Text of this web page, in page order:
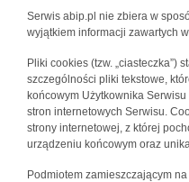
Serwis abip.pl nie zbiera w
wyjątkiem informacji zawartych
Pliki cookies (tzw. „ciasteczka”)
szczególności pliki tekstowe,
końcowym Użytkownika
stron internetowych Serwisu.
strony internetowej, z której
urządzeniu końcowym oraz
Podmiotem zamieszczającym